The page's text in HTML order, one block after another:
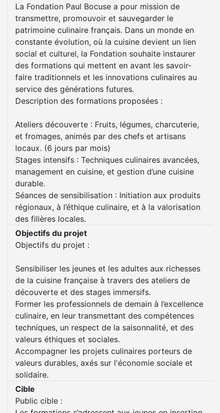
La Fondation Paul Bocuse a pour mission de
transmettre, promouvoir et sauvegarder le
patrimoine culinaire français. Dans un monde en
constante évolution, où la cuisine devient un lien
social et culturel, la Fondation souhaite instaurer
des formations qui mettent en avant les savoir-
faire traditionnels et les innovations culinaires au
service des générations futures.
Description des formations proposées :
Ateliers découverte : Fruits, légumes, charcuterie,
et fromages, animés par des chefs et artisans
locaux. (6 jours par mois)
Stages intensifs : Techniques culinaires avancées,
management en cuisine, et gestion d’une cuisine
durable.
Séances de sensibilisation : Initiation aux produits
régionaux, à l’éthique culinaire, et à la valorisation
des filières locales.
Objectifs du projet
Objectifs du projet :
Sensibiliser les jeunes et les adultes aux richesses
de la cuisine française à travers des ateliers de
découverte et des stages immersifs.
Former les professionnels de demain à l’excellence
culinaire, en leur transmettant des compétences
techniques, un respect de la saisonnalité, et des
valeurs éthiques et sociales.
Accompagner les projets culinaires porteurs de
valeurs durables, axés sur l'économie sociale et
solidaire.
Cible
Public cible :